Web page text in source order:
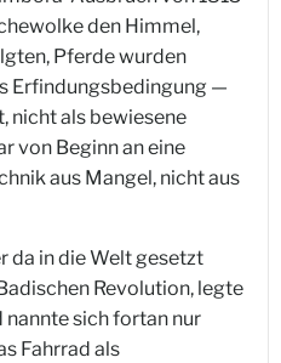
den Himmel,
Pferde wurden
Erfindungsbedingung —
nicht als bewiesene
von Beginn an eine
aus Mangel, nicht aus
da in die Welt gesetzt
Revolution, legte
nannte sich fortan nur
Fahrrad als